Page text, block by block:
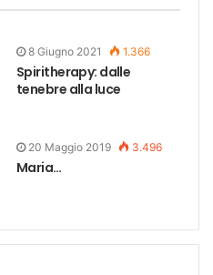
8 Giugno 2021 1.366
Spiritherapy: dalle
tenebre alla luce
20 Maggio 2019 3.496
Maria…